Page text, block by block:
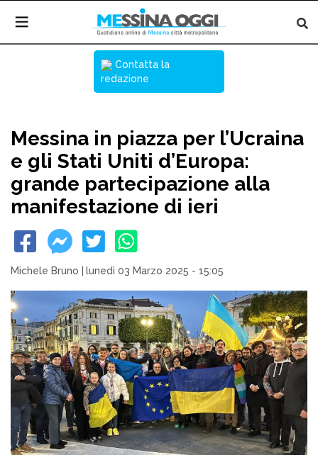
Contatta la
redazione
Messina in piazza per l’Ucraina
e gli Stati Uniti d’Europa:
grande partecipazione alla
manifestazione di ieri
Michele Bruno lunedì 03 Marzo 2025 - 15:05